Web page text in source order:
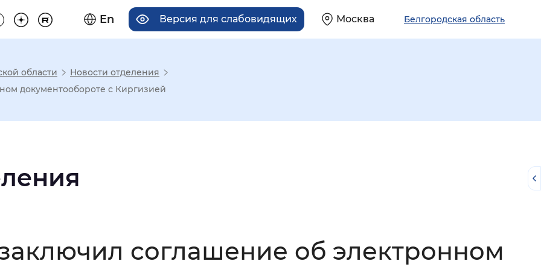
En Версия для слабовидящих Москва Белгородская область
отображения
области
Новости отделения
документообороте с Киргизией
соглашение об электронном